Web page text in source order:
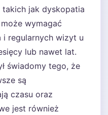
takich jak dyskopatia
wymagać
i regularnych wizyt u
lub nawet lat.
świadomy tego, że
są
czasu oraz
jest również